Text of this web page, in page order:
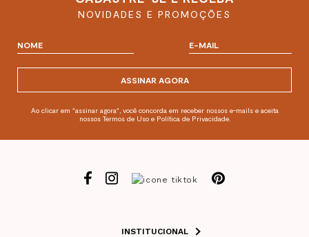
NOVIDADES E PROMOÇÕES
ASSINAR AGORA
Ao clicar em "assinar agora", você concorda em receber nossos e-mails e aceita
nossos Termos de Uso e Política de Privacidade.
INSTITUCIONAL